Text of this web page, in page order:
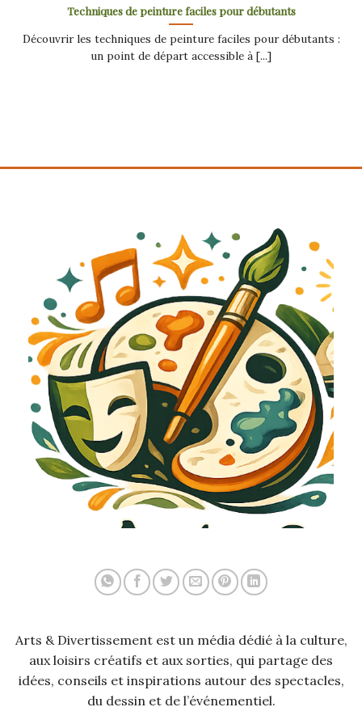
Techniques de peinture faciles pour débutants
Découvrir les techniques de peinture faciles pour débutants :
un point de départ accessible à [...]
Arts & Divertissement est un média dédié à la culture,
aux loisirs créatifs et aux sorties, qui partage des
idées, conseils et inspirations autour des spectacles,
du dessin et de l’événementiel.